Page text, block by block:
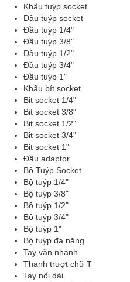
Khẩu tuýp socket
Đầu tuýp socket
Đầu tuýp 1/4"
Đầu tuýp 3/8"
Đầu tuýp 1/2"
Đầu tuýp 3/4"
Đầu tuýp 1"
Khẩu bít socket
Bit socket 1/4"
Bit socket 3/8"
Bit socket 1/2"
Bit socket 3/4"
Bit socket 1"
Đầu adaptor
Bộ Tuýp Socket
Bộ tuýp 1/4"
Bộ tuýp 3/8"
Bộ tuýp 1/2"
Bộ tuýp 3/4"
Bộ tuýp 1"
Bộ tuýp đa năng
Tay vặn nhanh
Thanh trượt chữ T
Tay nối dài